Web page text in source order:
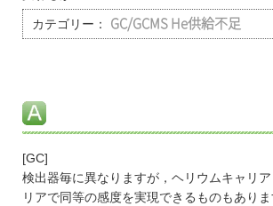
カテゴリー： GC/GCMS He供給不足
[GC]
検出器毎に異なりますが，ヘリウムキャリ
リアで同等の感度を実現できるものもありま